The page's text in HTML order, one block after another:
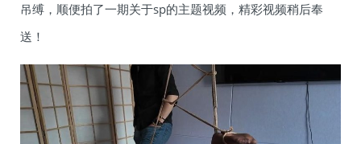
吊缚，顺便拍了一期关于sp的主题视频，精彩视频稍后奉
送！